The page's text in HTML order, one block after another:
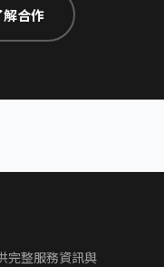
解合作
完整服務資訊與